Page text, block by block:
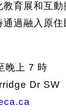
育展和互
過融入原
晚上 7 時
Dr SW